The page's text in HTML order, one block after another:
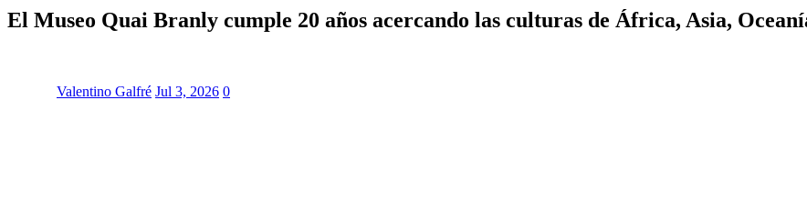
El Museo Quai Branly cumple 20 años acercando las culturas de África, Asia,
Valentino Galfré Jul 3, 2026 0